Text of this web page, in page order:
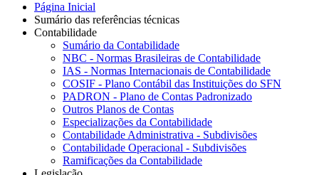
Página Inicial
Sumário das referências técnicas
Contabilidade
Sumário da Contabilidade
NBC - Normas Brasileiras de Contabilidade
IAS - Normas Internacionais de Contabilidade
COSIF - Plano Contábil das Instituições do SFN
PADRON - Plano de Contas Padronizado
Outros Planos de Contas
Especializações da Contabilidade
Contabilidade Administrativa - Subdivisões
Contabilidade Operacional - Subdivisões
Ramificações da Contabilidade